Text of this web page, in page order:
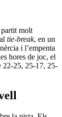
partit molt
tie-break, en un
i l’empenta
hores de joc, el
22-25, 25-17, 25-